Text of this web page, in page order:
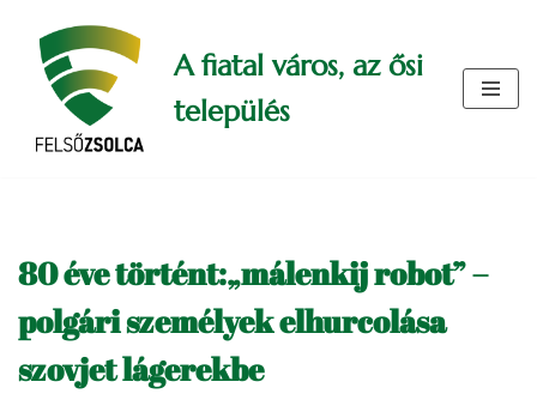
Skip
content
A fiatal város, az ősi
település
80 éve történt:„málenkij robot” –
polgári személyek elhurcolása
szovjet lágerekbe